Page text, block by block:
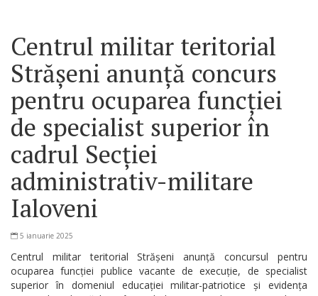
Centrul militar teritorial
Strășeni anunță concurs
pentru ocuparea funcției
de specialist superior în
cadrul Secției
administrativ-militare
Ialoveni
5 ianuarie 2025
Centrul militar teritorial Strășeni anunță concursul pentru
ocuparea funcției publice vacante de execuție, de specialist
superior în domeniul educației militar-patriotice și evidența